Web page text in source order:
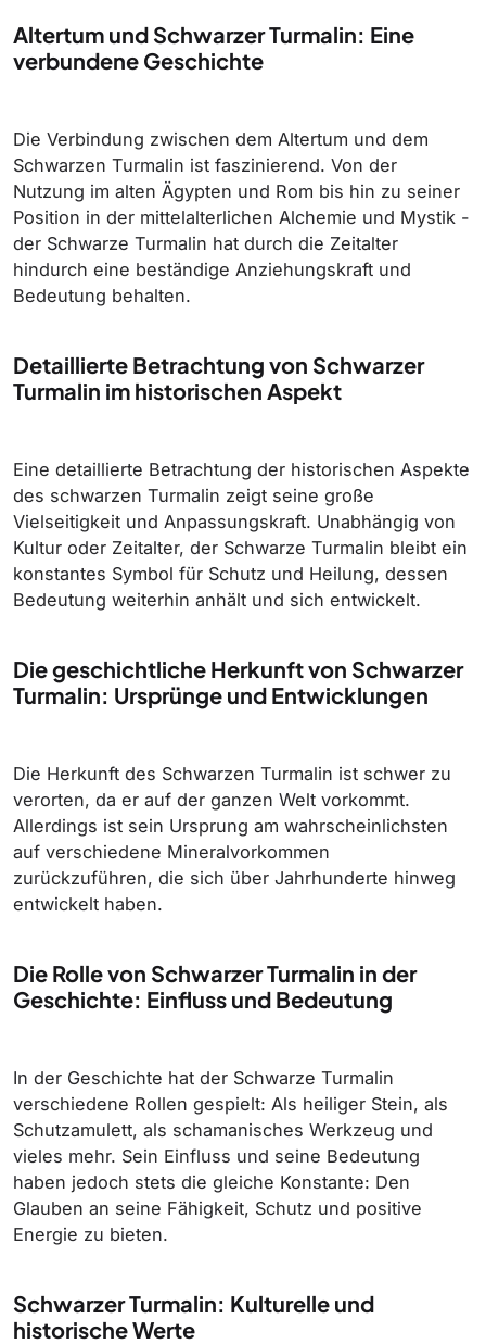
Altertum und Schwarzer Turmalin: Eine
verbundene Geschichte
Die Verbindung zwischen dem Altertum und dem
Schwarzen Turmalin ist faszinierend. Von der
Nutzung im alten Ägypten und Rom bis hin zu seiner
Position in der mittelalterlichen Alchemie und Mystik -
der Schwarze Turmalin hat durch die Zeitalter
hindurch eine beständige Anziehungskraft und
Bedeutung behalten.
Detaillierte Betrachtung von Schwarzer
Turmalin im historischen Aspekt
Eine detaillierte Betrachtung der historischen Aspekte
des schwarzen Turmalin zeigt seine große
Vielseitigkeit und Anpassungskraft. Unabhängig von
Kultur oder Zeitalter, der Schwarze Turmalin bleibt ein
konstantes Symbol für Schutz und Heilung, dessen
Bedeutung weiterhin anhält und sich entwickelt.
Die geschichtliche Herkunft von Schwarzer
Turmalin: Ursprünge und Entwicklungen
Die Herkunft des Schwarzen Turmalin ist schwer zu
verorten, da er auf der ganzen Welt vorkommt.
Allerdings ist sein Ursprung am wahrscheinlichsten
auf verschiedene Mineralvorkommen
zurückzuführen, die sich über Jahrhunderte hinweg
entwickelt haben.
Die Rolle von Schwarzer Turmalin in der
Geschichte: Einfluss und Bedeutung
In der Geschichte hat der Schwarze Turmalin
verschiedene Rollen gespielt: Als heiliger Stein, als
Schutzamulett, als schamanisches Werkzeug und
vieles mehr. Sein Einfluss und seine Bedeutung
haben jedoch stets die gleiche Konstante: Den
Glauben an seine Fähigkeit, Schutz und positive
Energie zu bieten.
Schwarzer Turmalin: Kulturelle und
historische Werte